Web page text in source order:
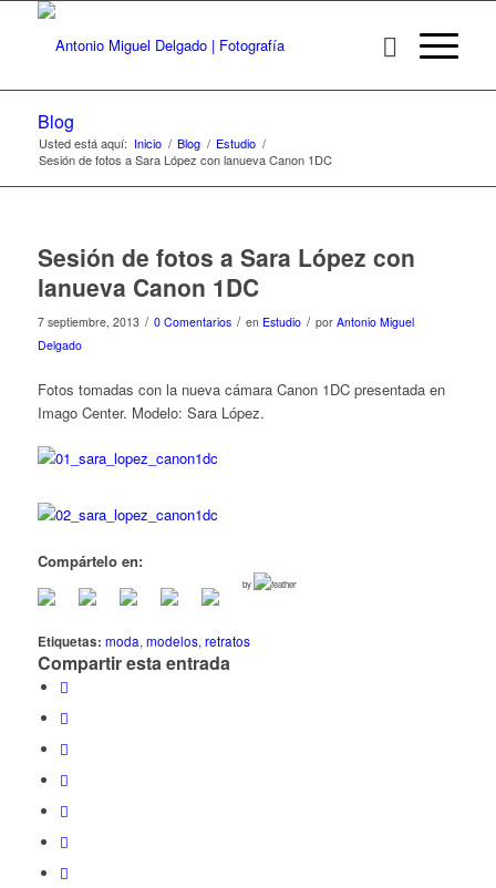
Blog
Usted está aquí: Inicio / Blog / Estudio /
Sesión de fotos a Sara López con lanueva Canon 1DC
Sesión de fotos a Sara López con
lanueva Canon 1DC
7 septiembre, 2013 / 0 Comentarios / en Estudio / por Antonio Miguel
Delgado
Fotos tomadas con la nueva cámara Canon 1DC presentada en
Imago Center. Modelo: Sara López.
Compártelo en:
by
Etiquetas: moda, modelos, retratos
Compartir esta entrada